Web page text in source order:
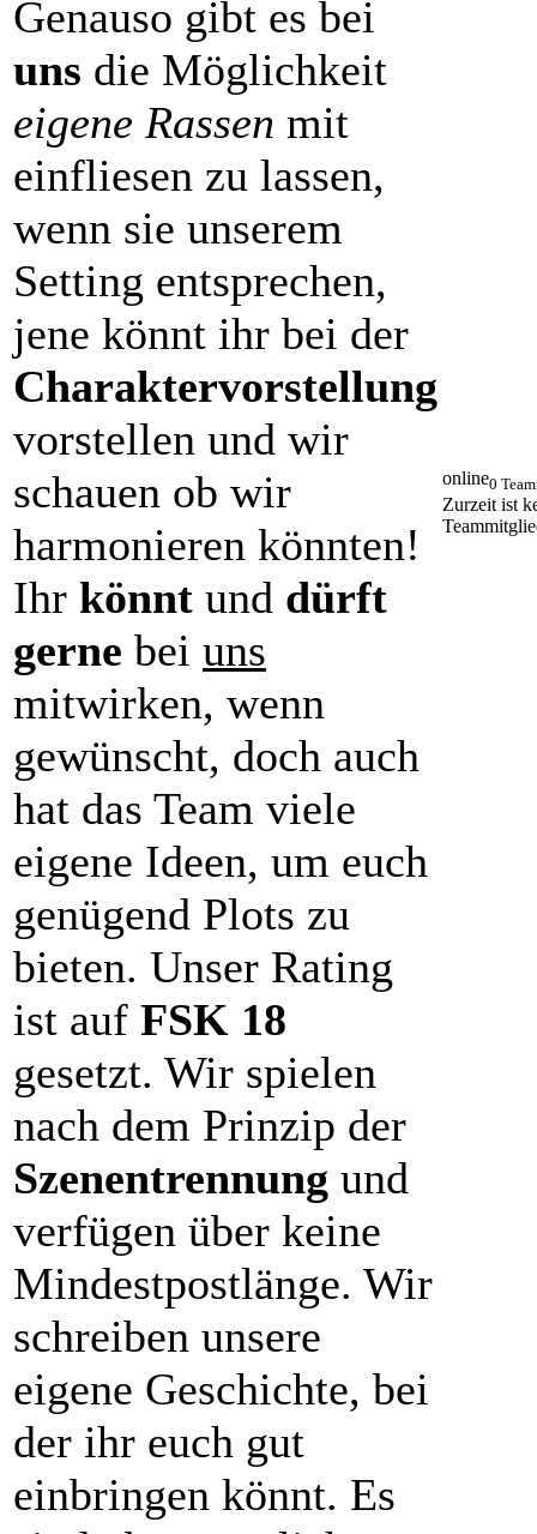
Genauso gibt es bei
uns die Möglichkeit
eigene Rassen mit
einfliesen zu lassen,
wenn sie unserem
Setting entsprechen,
jene könnt ihr bei der
Charaktervorstellung
vorstellen und wir
schauen ob wir
harmonieren könnten!
Ihr könnt und dürft
gerne bei uns
mitwirken, wenn
gewünscht, doch auch
hat das Team viele
eigene Ideen, um euch
genügend Plots zu
bieten. Unser Rating
ist auf FSK 18
gesetzt. Wir spielen
nach dem Prinzip der
Szenentrennung und
verfügen über keine
Mindestpostlänge. Wir
schreiben unsere
eigene Geschichte, bei
der ihr euch gut
einbringen könnt. Es
online0
Zurzeit ist